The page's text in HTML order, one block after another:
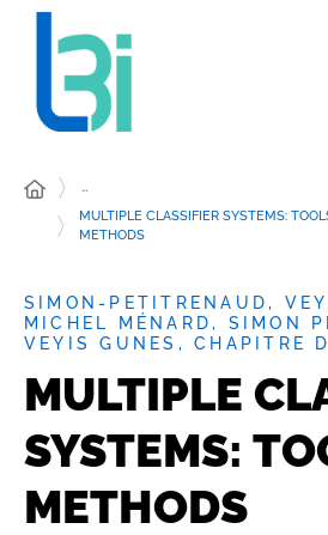
…
MULTIPLE CLASSIFIER SYSTEMS:
METHODS
SIMON-PETITRENAUD,
MICHEL MÉNARD, SIMON
VEYIS GUNES, CHAPITRE
MULTIPLE
SYSTEMS:
METHODS